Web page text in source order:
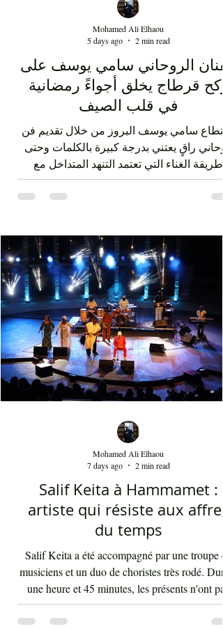
الروحاني سامي يوسف على
ركح قرطاج يخلق أجواءً رمضانية
في قلب الصيف
سامي يوسف البروز من خلال تقديم فن
راقٍ يعتني بدرجة كبيرة بالكلمات وحتى
يوسف ليس متقوقعاً على الهوية الشرقية بل
صوتا منفتحا على العالمية من خلال عناصر
الذين جاؤوا من مشارب وبلدان مختلفة،
نذكر على سبيل المثال مغنياً من إسبانيا 'إسرا
وعازفاً من الصين وعازفي قيثار من فرنسا.
من خلال النغمات التي تأخذ بعداً وتوزيعاً
في بعض ردهات العرض وقد أبدع في هذه
النغما
Mohamed Ali Elhaou
5 days ago
2 min read
Salif Keita à Hammamet :
artiste qui résiste aux affres
du temps
Salif Keita a été accompagné par une troupe
musiciens et un duo de choristes très rodé.
Mohamed Ali Elhaou
7 days ago
2 min read